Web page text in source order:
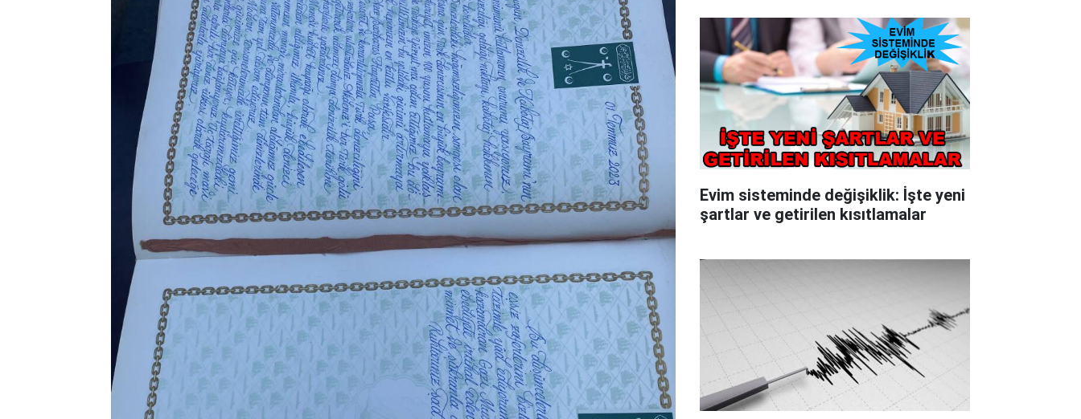
Evim sisteminde değişiklik: İşte yeni
şartlar ve getirilen kısıtlamalar